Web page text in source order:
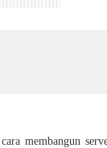
membangun